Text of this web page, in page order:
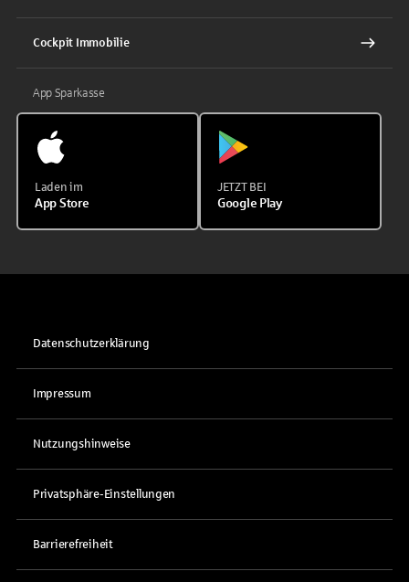
Cockpit Immobilie
App Sparkasse
Laden im
App Store
JETZT BEI
Google Play
Datenschutzerklärung
Impressum
Nutzungshinweise
Privatsphäre-Einstellungen
Barrierefreiheit